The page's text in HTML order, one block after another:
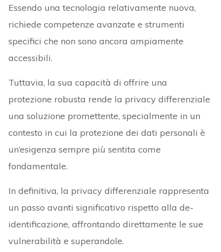
Essendo una tecnologia relativamente nuova,
richiede competenze avanzate e strumenti
specifici che non sono ancora ampiamente
accessibili.
Tuttavia, la sua capacità di offrire una
protezione robusta rende la privacy differenziale
una soluzione promettente, specialmente in un
contesto in cui la protezione dei dati personali è
un’esigenza sempre più sentita come
fondamentale.
In definitiva, la privacy differenziale rappresenta
un passo avanti significativo rispetto alla de-
identificazione, affrontando direttamente le sue
vulnerabilità e superandole.